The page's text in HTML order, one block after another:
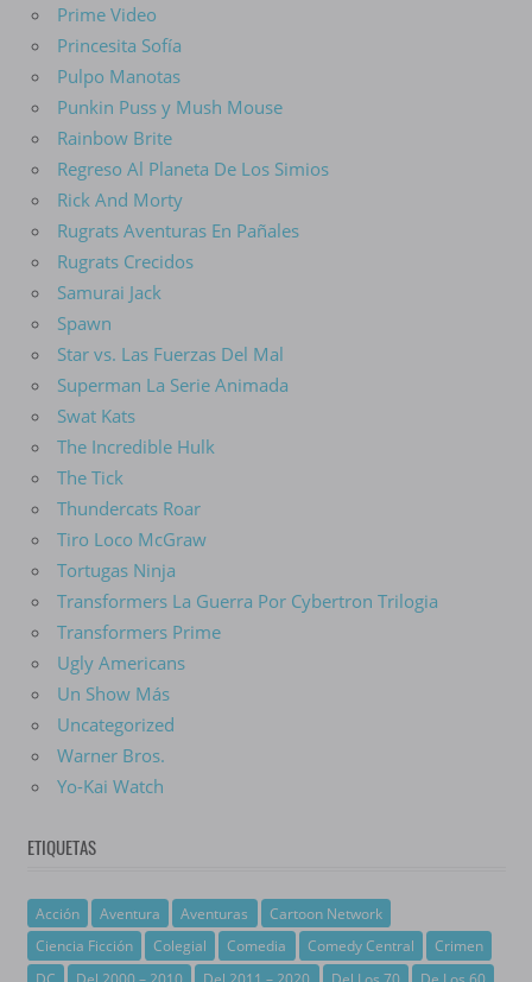
Prime Video
Princesita Sofía
Pulpo Manotas
Punkin Puss y Mush Mouse
Rainbow Brite
Regreso Al Planeta De Los Simios
Rick And Morty
Rugrats Aventuras En Pañales
Rugrats Crecidos
Samurai Jack
Spawn
Star vs. Las Fuerzas Del Mal
Superman La Serie Animada
Swat Kats
The Incredible Hulk
The Tick
Thundercats Roar
Tiro Loco McGraw
Tortugas Ninja
Transformers La Guerra Por Cybertron Trilogia
Transformers Prime
Ugly Americans
Un Show Más
Uncategorized
Warner Bros.
Yo-Kai Watch
ETIQUETAS
Acción Aventura Aventuras
Cartoon Network
Ciencia Ficción
Colegial Comedia Comedy Central
Crimen